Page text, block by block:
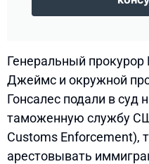
Генеральный
Джеймс и окружной
Гонсалес подали в
таможенную службу
Customs Enforcement),
арестовывать